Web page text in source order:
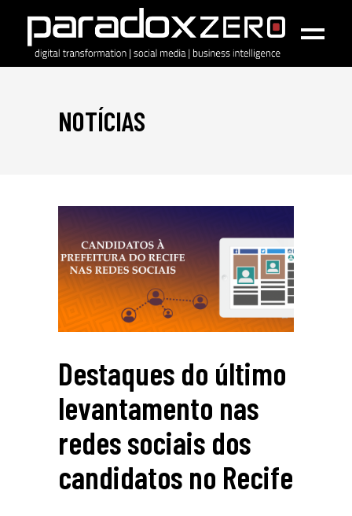
NOTÍCIAS
Destaques do último
levantamento nas
redes sociais dos
candidatos no Recife